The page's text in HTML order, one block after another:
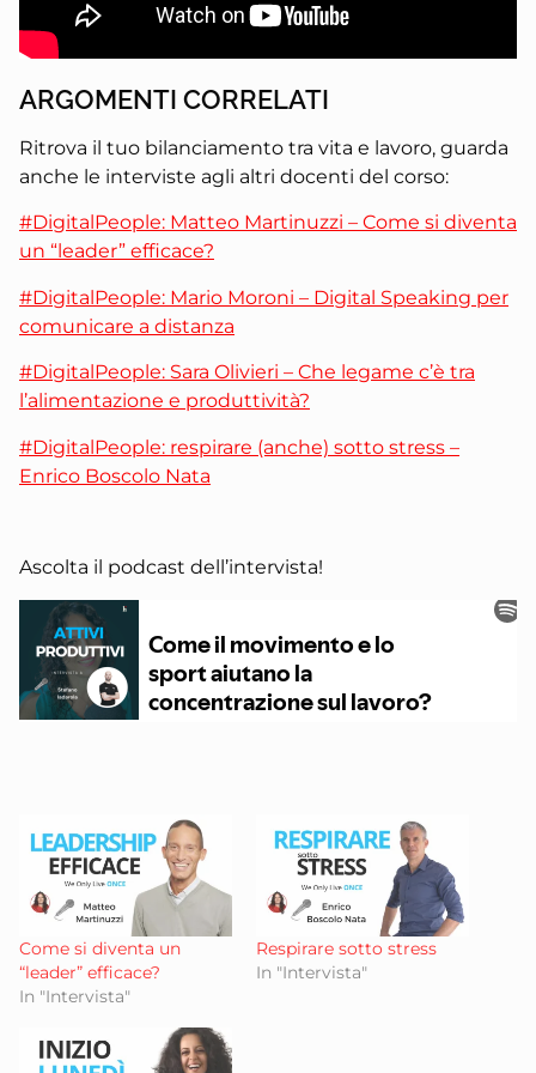
ARGOMENTI CORRELATI
Ritrova il tuo bilanciamento tra vita e lavoro, guarda
anche le interviste agli altri docenti del corso:
#DigitalPeople: Matteo Martinuzzi – Come si diventa
un “leader” efficace?
#DigitalPeople: Mario Moroni – Digital Speaking per
comunicare a distanza
#DigitalPeople: Sara Olivieri – Che legame c’è tra
l’alimentazione e produttività?
#DigitalPeople: respirare (anche) sotto stress –
Enrico Boscolo Nata
Ascolta il podcast dell’intervista!
Come si diventa un
“leader” efficace?
In "Intervista"
Respirare sotto stress
In "Intervista"